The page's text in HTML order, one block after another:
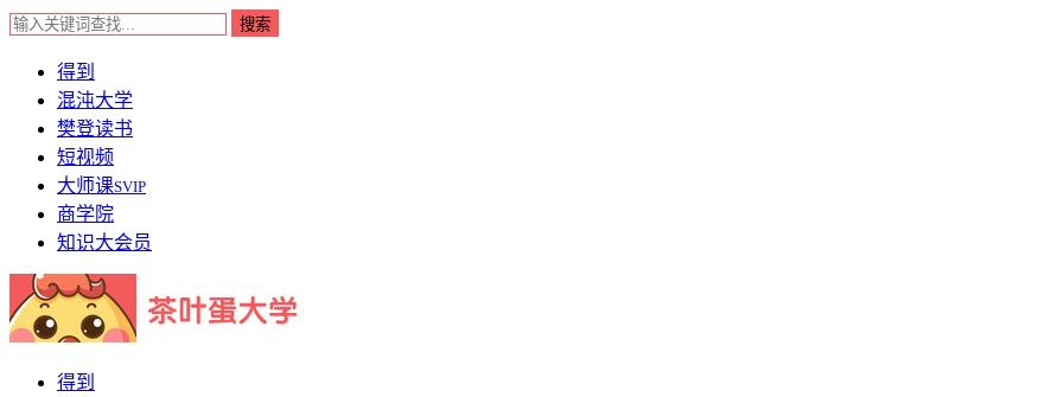
得到
混沌大学
樊登读书
短视频
大师课SVIP
商学院
知识大会员
得到